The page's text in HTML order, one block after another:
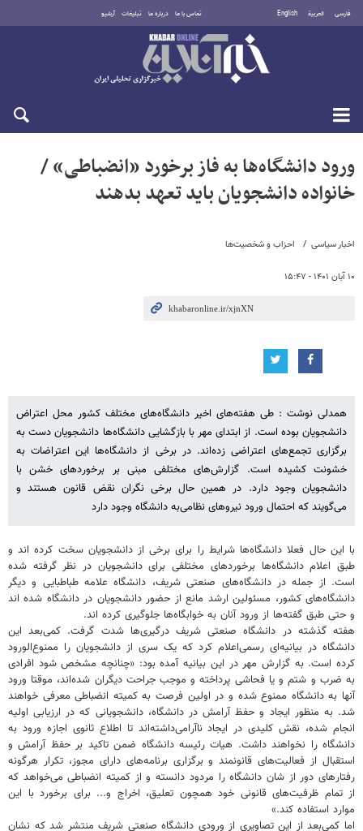
فارسی العربية English تماس با ما درباره ما تبلیغات آرشیو
یکشنبه ۱۸ مرداد ۱۴۰۵
اخبار سیاسی احزاب و شخصیت‌ها
۱۰ آبان ۱۴۰۱ - ۱۵:۴۷
ورود دانشگاه‌ها به فاز برخورد «انضباطی» /
خانواده دانشجویان باید تعهد بدهند
همدلی نوشت : طی هفته‌های اخیر دانشگاه‌های مختلف کشور محل اعتراض
دانشجویان بوده است. از ابتدای مهر با بازگشایی دانشگاه‌ها دانشجویان دست به
برگزاری تجمع‌های اعتراضی زده‌اند. در برخی از دانشگاه‌ها این اعتراضات به
خشونت کشیده است. گزارش‌های مختلفی مبنی بر برخوردهای خشن با
دانشجویان وجود دارد. در همین حال برخی نگران نقض قانون هستند و
می‌گویند که احتمال ورود نیروهای نظامی‌به دانشگاه وجود دارد
با این حال فعلا دانشگاه‌ها شرایط را برای برخی از دانشجویان سخت کرده اند و
طبق اعلام دانشگاه‌ها برخوردهای مختلفی برای دانشجویان در نظر گرفته شده
است. از جمله در دانشگاه‌های صنعتی شریف، دانشگاه علامه طباطبایی و دیگر
دانشگاه‌های کشور، مسئولین ارشد مانع از حضور دانشجویان در دانشگاه شده اند
و حتی طبق گفته‌ها از ورود آنان به خوابگاه‌ها جلوگیری کرده اند.
هفته گذشته در دانشگاه صنعتی شریف درگیری‌ها شدت گرفت. کمی‌بعد این
دانشگاه در بیانیه‌ای رسمی‌اعلام کرد که یک سری از دانشجویان را ممنوع‌الورود
کرده است. به گزارش مهر در این بیانیه آمده بود: «چنانچه مشخص شود افرادی
به ضرب و شتم و یا فحاشی پرداخته و موجب جراحت دیگران شده‌اند، موقتا ورود
آنها به دانشگاه ممنوع شده و در اولین فرصت به کمیته انضباطی معرفی خواهند
شد. به منظور ایجاد و حفظ آرامش در دانشگاه، دانشجویانی که در ارزیابی اولیه
انجام شده، نقش کلیدی در ایجاد ناآرامی‌داشته‌اند تا اطلاع ثانوی اجازه ورود به
دانشگاه را نخواهند داشت. هیات رئیسه دانشگاه ضمن تاکید بر حفظ آرامش و
استقبال از فعالیت‌های قانونمند و برگزاری برنامه‌های دارای مجوز، تکرار هرگونه
رفتارهای دور از شان دانشگاه را مردود دانسته و از کمیته انضباطی می‌خواهد که
از تمام ظرفیت‌های قانونی خود همچون تعلیق، اخراج و... برای برخورد با این
موارد استفاده کند.»
اما کمی‌بعد از این تصاویری از ورودی دانشگاه صنعتی شریف منتشر شد که نشان